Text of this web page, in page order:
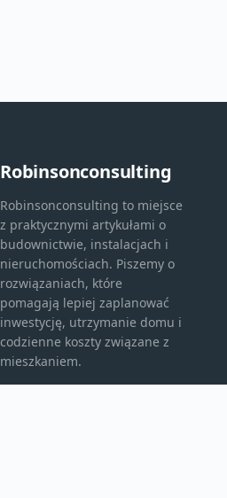
Robinsonconsulting
Robinsonconsulting to miejsce
z praktycznymi artykułami o
budownictwie, instalacjach i
nieruchomościach. Piszemy o
rozwiązaniach, które
pomagają lepiej zaplanować
inwestycję, utrzymanie domu i
codzienne koszty związane z
mieszkaniem.